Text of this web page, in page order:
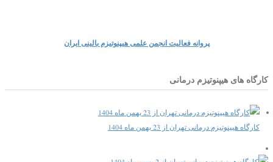
پروانه فعالیت انجمن علمی هیپنوتیزم بالینی ایران
کارگاه های هیپنوتیزم درمانی
کارگاه هیپنوتیزم درمانی تهران از 23 بهمن ماه 1404